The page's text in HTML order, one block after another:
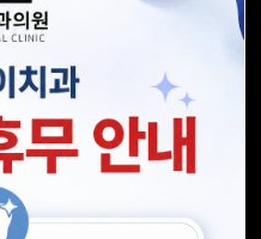
저한지
리하게 되는
이유 중의
다.